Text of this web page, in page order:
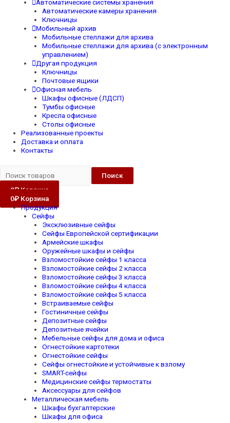
Автоматические системы хранения
Автоматические камеры хранения
Ключницы
Мобильный архив
Мобильные стеллажи для архива
Мобильные стеллажи для архива (с электронным
управлением)
Другая продукция
Ключницы
Почтовые ящики
Офисная мебель
Шкафы офисные (ЛДСП)
Тумбы офисные
Кресла офисные
Столы офисные
Реализованные проекты
Доставка и оплата
Контакты
Поиск
0₽ Корзина
0₽ Корзина
Продукция
Сейфы
Эксклюзивные сейфы
Сейфы Европейской сертификации
Армейские шкафы
Оружейные шкафы и сейфы
Взломостойкие сейфы 1 класса
Взломостойкие сейфы 2 класса
Взломостойкие сейфы 3 класса
Взломостойкие сейфы 4 класса
Взломостойкие сейфы 5 класса
Встраиваемые сейфы
Гостиничные сейфы
Депозитные сейфы
Депозитные ячейки
Мебельные сейфы для дома и офиса
Огнестойкие картотеки
Огнестойкие сейфы
Сейфы огнестойкие и устойчивые к взлому
SMART-сейфы
Медицинские сейфы термостаты
Аксессуары для сейфов
Металлическая мебель
Шкафы бухгалтерские
Шкафы для офиса